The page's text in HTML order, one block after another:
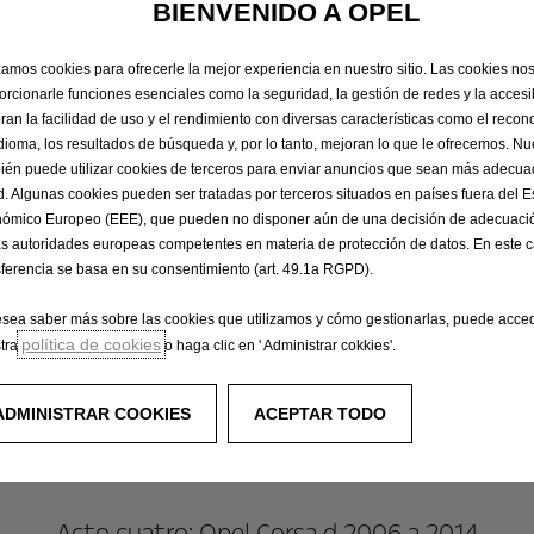
un Corsa mucho más redondo y suave, con atractivos
El Corsa B era diez centímetros más largo y
su segmento, incluidos los frenos de cadencia ABS,
Opel volvió a ofrecer un notchback, así como
catalíticos, mientras que el GSi presentaba 16
mundo y las ventas superaron la marca de los cuatro
Acto tres: Opel Corsa c 2000 a 2006
le pidió nuevamente a Hideo Kodama que diseñara la
centímetros de largo y tenía una postura más ancha
la carrocería estaba totalmente galvanizada. Los
una gran potencia, un bajo consumo de
Euro 4. El Corsa C también se convirtió en una
BIENVENIDO A OPEL
cookies para ofrecerle la mejor experiencia en nuestro sitio. Las cookies
funciones esenciales como la seguridad, la gestión de redes y la
la facilidad de uso y el rendimiento con diversas características como el
los resultados de búsqueda y, por lo tanto, mejoran lo que le ofrecemos.
puede utilizar cookies de terceros para enviar anuncios que sean más
Algunas cookies pueden ser tratadas por terceros situados en países fuera del
Europeo (EEE), que pueden no disponer aún de una decisión de
autoridades europeas competentes en materia de protección de datos. En este
se basa en su consentimiento (art. 49.1a RGPD).
saber más sobre las cookies que utilizamos y cómo gestionarlas, puede
política de cookies o haga clic en ' Administrar cokkies'.
ADMINISTRAR COOKIES ACEPTAR TODO